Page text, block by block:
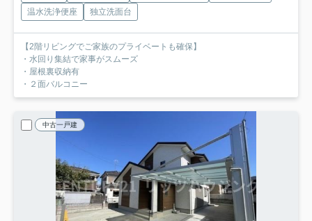
温水洗浄便座
独立洗面台
【2階リビングでご家族のプライベートも確保】
・水回り集結で家事がスムーズ
・屋根裏収納有
・２面バルコニー
中古一戸建